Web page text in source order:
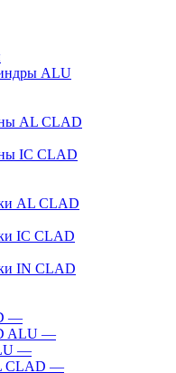
ALU
AL CLAD
IC CLAD
AL CLAD
IC CLAD
IN CLAD
—
ALU —
—
CLAD —